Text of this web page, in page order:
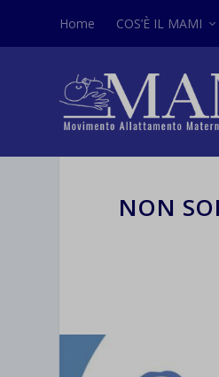
Home COS’È IL MAMI
NON